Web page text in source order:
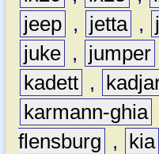
jeep , jetta ,
juke , jumper
kadett ,
karmann-ghia
flensburg
, kia